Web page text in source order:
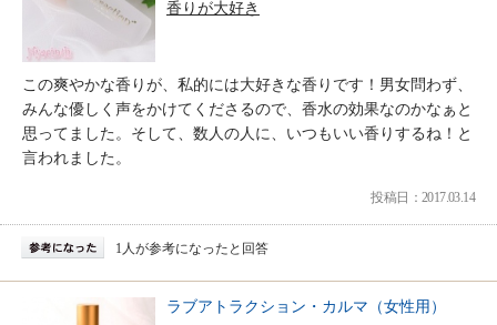
香りが大好き
この爽やかな香りが、私的には大好きな香りです！男女問わず、
みんな優しく声をかけてくださるので、香水の効果なのかなぁと
思ってました。そして、数人の人に、いつもいい香りするね！と
言われました。
投稿日：2017.03.14
1人が参考になったと回答
ラブアトラクション・カルマ（女性用）